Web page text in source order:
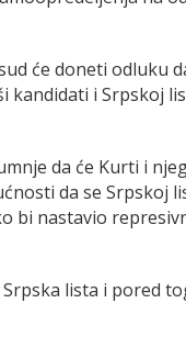
će doneti odluku
kandidati i Srpskoj
da će Kurti i
da se Srpskoj
bi nastavio
lista i pored